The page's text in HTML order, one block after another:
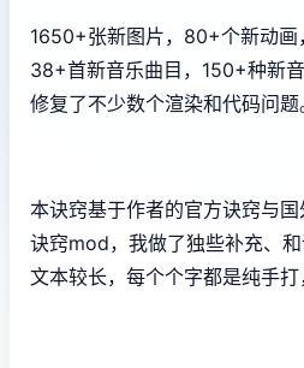
1650+张新图片，80+个新动画
38+首新音乐曲目，150+种新
修复了不少数个渲染和代码问题
本诀窍基于作者的官方诀窍与
诀窍mod，我做了独些补充、和
文本较长，每个个字都是纯手